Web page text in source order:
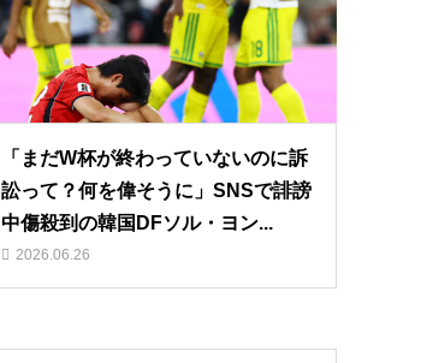
「まだW杯が終わっていないのに訴
訟って？何を偉そうに」SNSで誹謗
中傷殺到の韓国DFソル・ヨン...
2026.06.26